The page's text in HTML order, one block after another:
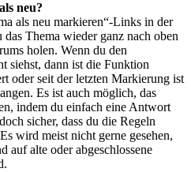
neu?
als neu markieren“-Links in der
Thema wieder ganz nach oben
holen. Wenn du den
siehst, dann ist die Funktion
oder seit der letzten Markierung ist
Es ist auch möglich, das
indem du einfach eine Antwort
sicher, dass du die Regeln
wird meist nicht gerne gesehen,
auf alte oder abgeschlossene